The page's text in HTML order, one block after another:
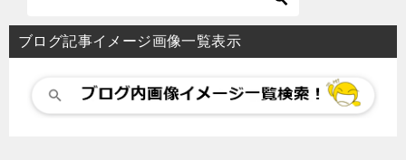
ブログ記事イメージ画像一覧表示